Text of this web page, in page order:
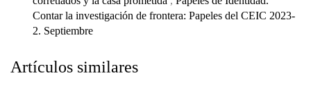
Contar la investigación de frontera: Papeles del CEIC 2023-
2. Septiembre
Artículos similares